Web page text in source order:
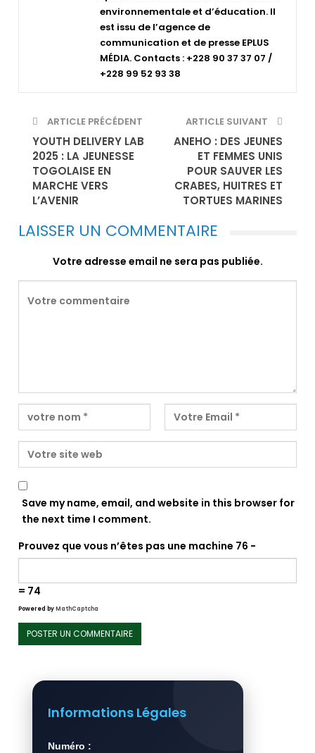
environnementale et d’éducation. Il
est issu de l’agence de
communication et de presse EPLUS
MÉDIA. Contacts : +228 90 37 37 07 /
+228 99 52 93 38
ARTICLE PRÉCÉDENT
YOUTH DELIVERY LAB
2025 : LA JEUNESSE
TOGOLAISE EN
MARCHE VERS
L’AVENIR
ARTICLE SUIVANT
ANEHO : DES JEUNES
ET FEMMES UNIS
POUR SAUVER LES
CRABES, HUITRES ET
TORTUES MARINES
LAISSER UN COMMENTAIRE
Votre adresse email ne sera pas publiée.
Save my name, email, and website in this browser for
the next time I comment.
Prouvez que vous n’êtes pas une machine 76 −
= 74
Powered byMathCaptcha
Informations Légales
Numéro :